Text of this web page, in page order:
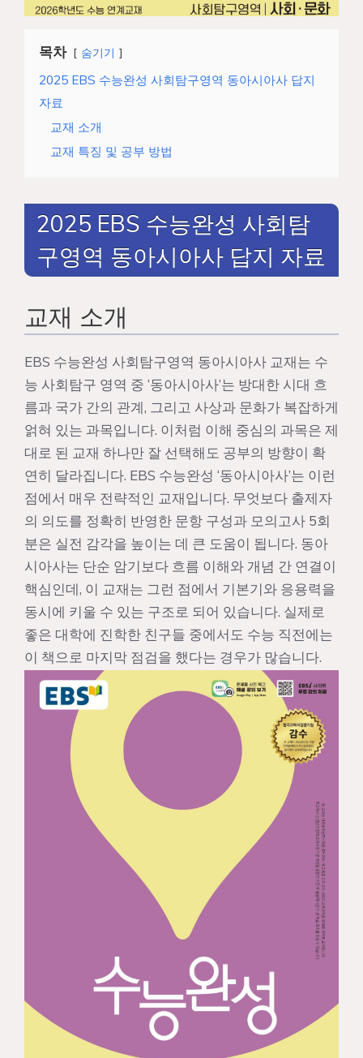
목차 숨기기
2025 EBS 수능완성 사회탐구영역 동아시아사 답지
자료
교재 소개
교재 특징 및 공부 방법
2025 EBS 수능완성 사회탐
구영역 동아시아사 답지 자료
교재 소개
EBS 수능완성 사회탐구영역 동아시아사 교재는 수
능 사회탐구 영역 중 ‘동아시아사’는 방대한 시대 흐
름과 국가 간의 관계, 그리고 사상과 문화가 복잡하게
얽혀 있는 과목입니다. 이처럼 이해 중심의 과목은 제
대로 된 교재 하나만 잘 선택해도 공부의 방향이 확
연히 달라집니다. EBS 수능완성 ‘동아시아사’는 이런
점에서 매우 전략적인 교재입니다. 무엇보다 출제자
의 의도를 정확히 반영한 문항 구성과 모의고사 5회
분은 실전 감각을 높이는 데 큰 도움이 됩니다. 동아
시아사는 단순 암기보다 흐름 이해와 개념 간 연결이
핵심인데, 이 교재는 그런 점에서 기본기와 응용력을
동시에 키울 수 있는 구조로 되어 있습니다. 실제로
좋은 대학에 진학한 친구들 중에서도 수능 직전에는
이 책으로 마지막 점검을 했다는 경우가 많습니다.